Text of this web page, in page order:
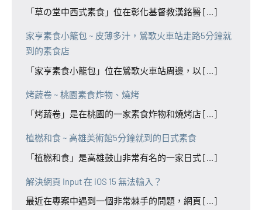
「草の堂中西式素食」位在彰化基督教漢銘醫 [...]
家亨素食小籠包 ~ 皮薄多汁，鶯歌火車站走路5分鐘就
到的素食店
「家亨素食小籠包」位在鶯歌火車站周邊，以 [...]
烤蔬卷 ~ 桃園素食炸物、燒烤
「烤蔬卷」是在桃園的一家素食炸物和燒烤店 [...]
植橪和食 ~ 高雄美術館5分鐘就到的日式素食
「植橪和食」是高雄鼓山非常有名的一家日式 [...]
解決網頁 Input 在 iOS 15 無法輸入？
最近在專案中遇到一個非常棘手的問題，網頁 [...]